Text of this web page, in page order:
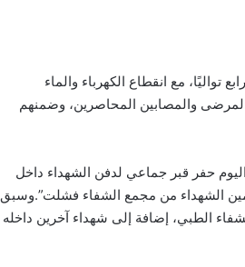
مع انقطاع الكهرباء والماء
المرضى والمصابين المحاصرين، وضمنهم
حفر قبر جماعي لدفن الشهداء داخل
الشهداء من مجمع الشفاء فشلت”.وسبق
في ساحة مجمع الشفاء الطبي، إضافة إلى شهداء آخرين داخله